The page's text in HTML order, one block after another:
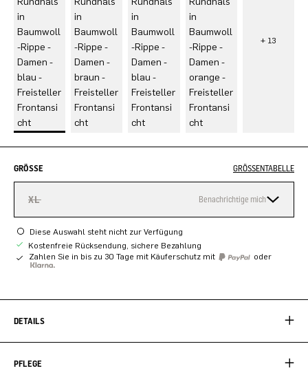
GRÖSSE GRÖSSENTABELLE
XL Benachrichtige mich
Diese Auswahl steht nicht zur Verfügung
Kostenfreie Rücksendung, sichere Bezahlung
Zahlen Sie in bis zu 30 Tage mit Käuferschutz mit
oder
DETAILS
PFLEGE